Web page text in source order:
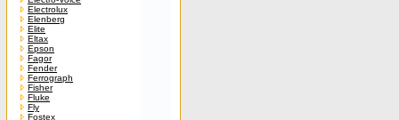
Electrolux
Elenberg
Elite
Eltax
Epson
Fagor
Fender
Ferrograph
Fisher
Fluke
Fly
Fostex